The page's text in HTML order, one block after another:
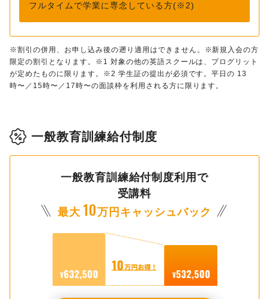
フルタイムで学業に専念している方(※2)
※割引の併用、お申し込み後の遡り適用はできません。※新規入会の方
限定の割引となります。※1 対象の他の英語スクールは、プログリット
が定めたものに限ります。※2 学生証の提出が必須です。平日の 13
時〜／15時〜／17時〜の面談枠を利用される方に限ります。
一般教育訓練給付制度
一般教育訓練給付制度利用で
受講料
最大 10万円キャッシュバック